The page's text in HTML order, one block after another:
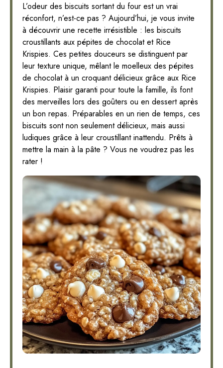
L’odeur des biscuits sortant du four est un vrai
réconfort, n’est-ce pas ? Aujourd’hui, je vous invite
à découvrir une recette irrésistible : les biscuits
croustillants aux pépites de chocolat et Rice
Krispies. Ces petites douceurs se distinguent par
leur texture unique, mêlant le moelleux des pépites
de chocolat à un croquant délicieux grâce aux Rice
Krispies. Plaisir garanti pour toute la famille, ils font
des merveilles lors des goûters ou en dessert après
un bon repas. Préparables en un rien de temps, ces
biscuits sont non seulement délicieux, mais aussi
ludiques grâce à leur croustillant inattendu. Prêts à
mettre la main à la pâte ? Vous ne voudrez pas les
rater !